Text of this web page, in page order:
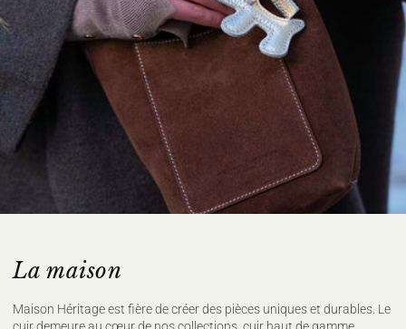
La préservation des ressources et matières premières pour produire
les textiles
L'intervention d'organismes dédiés contrôlant le bon respect des
règles du label
, garantissant:
La protection des animaux, la préservation de l’environnement et la
nature et l’amélioration des conditions de travail des personnes qui
travaillent avec les troupeaux.
100% CASHMERE
Ne pas javelliser
110°C, (sur l'envers)
Sécher à plat
Pour plus de conseils d'entretien rendez vousici
La maison
Maison Héritage est fière de créer des pièces uniques et durables. Le
cuir demeure au cœur de nos collections, cuir haut de gamme